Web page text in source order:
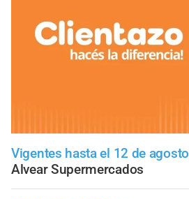
Vigentes hasta el 12 de agosto
Alvear Supermercados